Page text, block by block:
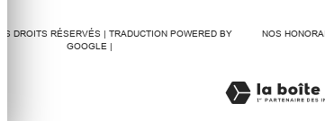
DROITS RÉSERVÉS | TRADUCTION POWERED BY
GOOGLE |
NOS